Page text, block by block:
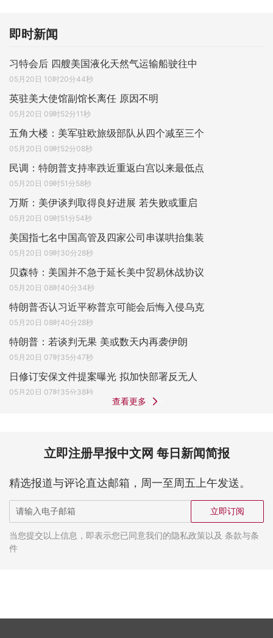
即时新闻
习特会后 四艘美国液化天然气运输船驶往中
05月20日 10时20分44秒
英驻美大使馆副馆长离任 原因不明
05月20日 09时52分11秒
五角大楼：美军驻欧旅级部队从四个减至三个
05月20日 09时52分08秒
民调：特朗普支持率跌近重返白宫以来最低点
05月20日 09时51分58秒
万斯：美伊谈判取得良好进展 若失败或重启
05月20日 09时51分54秒
美国指七名中国高管及四家公司串谋哄抬集装
05月20日 09时30分28秒
贝森特：美国并不急于延长美中贸易休战协议
05月20日 08时40分34秒
特朗普否认习近平称普京可能会后悔入侵乌克
05月20日 08时40分28秒
特朗普：若谈判无果 美或数天内再袭伊朗
05月20日 07时35分47秒
日修订安保文件提案曝光 拟加快部署反无人
05月20日 07时35分38秒
查看更多
立即注册早报中文网 每日新闻简报
精选报道与评论直达邮箱，周一至周五上午发送。
立即订阅
当您提交以上信息，即表示您已同意我们的隐私政策以及 条款与条
件